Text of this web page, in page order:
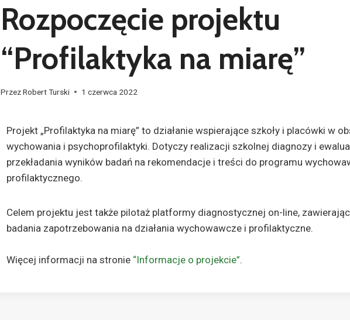
Rozpoczęcie projektu
“Profilaktyka na miarę”
PrzezRobert Turski 1 czerwca 2022
Projekt „Profilaktyka na miarę” to działanie wspierające szkoły i placówki w
wychowania i psychoprofilaktyki. Dotyczy realizacji szkolnej diagnozy i
przekładania wyników badań na rekomendacje i treści do programu
profilaktycznego.
Celem projektu jest także pilotaż platformy diagnostycznej on-line,
badania zapotrzebowania na działania wychowawcze i profilaktyczne.
Więcej informacji na stronie “Informacje o projekcie”.